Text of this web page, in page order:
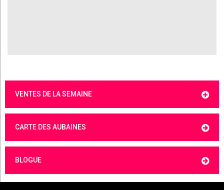
VENTES DE LA SEMAINE
CARTE DES AUBAINES
BLOGUE